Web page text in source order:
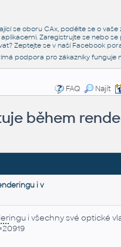
se oboru CAx, podělte se o
aplikacemi. Zaregistrujte se nebo
Zeptejte se v naší Facebook
podpora pro zákazníky funguje
FAQ
Najít
během
i v
ingu i všechny své optické